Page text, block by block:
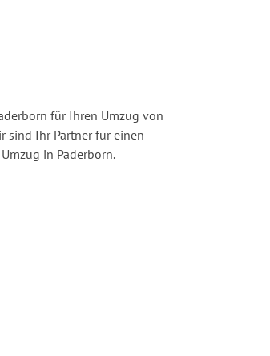
für Ihren Umzug von
sind Ihr Partner für einen
in Paderborn.